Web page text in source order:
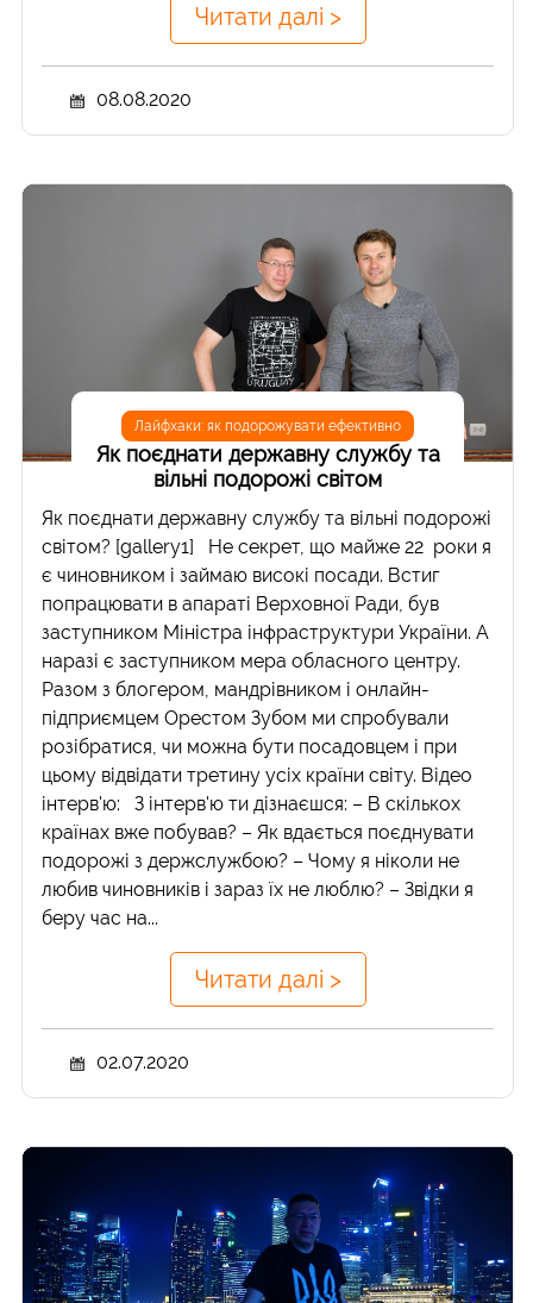
Читати далі >
08.08.2020
Лайфхаки: як подорожувати ефективно
Як поєднати державну службу та
вільні подорожі світом
Як поєднати державну службу та вільні подорожі
світом? [gallery1] Не секрет, що майже 22 роки я
є чиновником і займаю високі посади. Встиг
попрацювати в апараті Верховної Ради, був
заступником Міністра інфраструктури України. А
наразі є заступником мера обласного центру.
Разом з блогером, мандрівником і онлайн-
підприємцем Орестом Зубом ми спробували
розібратися, чи можна бути посадовцем і при
цьому відвідати третину усіх країни світу. Відео
інтерв'ю: З інтерв'ю ти дізнаєшся: – В скількох
країнах вже побував? – Як вдається поєднувати
подорожі з держслужбою? – Чому я ніколи не
любив чиновників і зараз їх не люблю? – Звідки я
беру час на...
Читати далі >
02.07.2020